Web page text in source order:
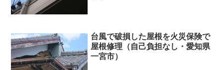
台風で破損した屋根を火災保険で
屋根修理（自己負担なし・愛知県
一宮市）